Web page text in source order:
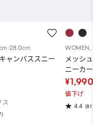
28.0cm
ャンバススニー
ス
WOMEN,
メッシ
ニーカー
値下げ
4.4